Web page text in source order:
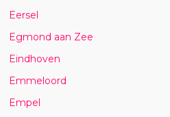
Eersel
Egmond aan Zee
Eindhoven
Emmeloord
Empel